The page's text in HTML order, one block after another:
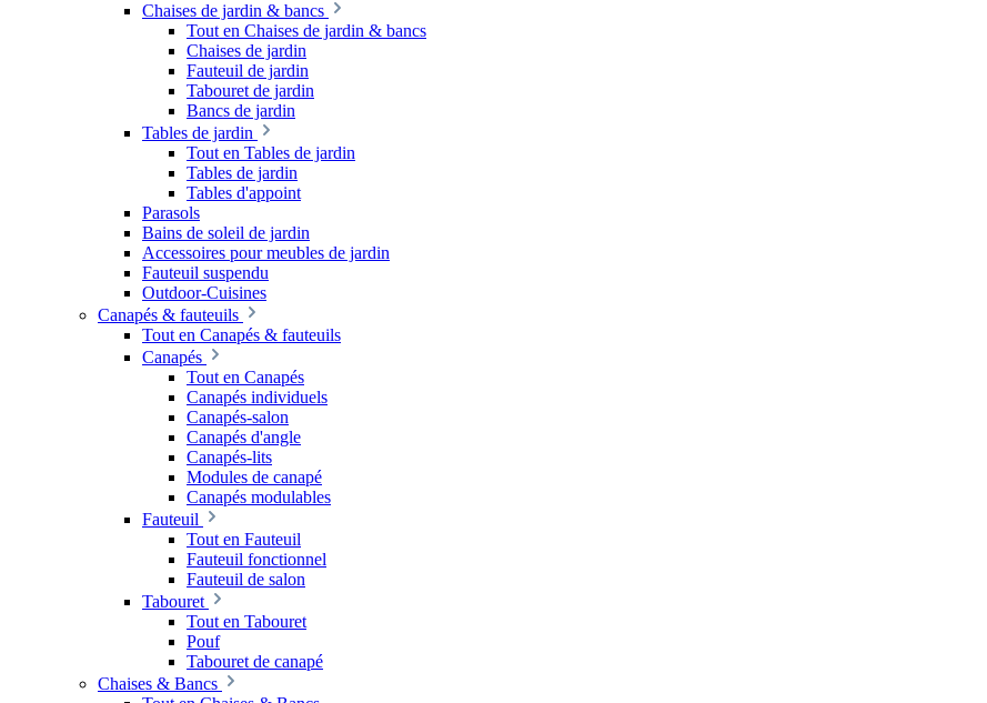
Chaises de jardin & bancs
Tout en Chaises de jardin & bancs
Chaises de jardin
Fauteuil de jardin
Tabouret de jardin
Bancs de jardin
Tables de jardin
Tout en Tables de jardin
Tables de jardin
Tables d'appoint
Parasols
Bains de soleil de jardin
Accessoires pour meubles de jardin
Fauteuil suspendu
Outdoor-Cuisines
Canapés & fauteuils
Tout en Canapés & fauteuils
Canapés
Tout en Canapés
Canapés individuels
Canapés-salon
Canapés d'angle
Canapés-lits
Modules de canapé
Canapés modulables
Fauteuil
Tout en Fauteuil
Fauteuil fonctionnel
Fauteuil de salon
Tabouret
Tout en Tabouret
Pouf
Tabouret de canapé
Chaises & Bancs